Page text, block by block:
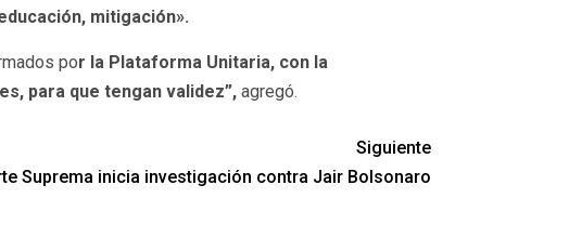
mitigación».
por la Plataforma Unitaria, con la
para que tengan validez”,agregó.
Siguiente
Suprema inicia investigación contra Jair Bolsonaro